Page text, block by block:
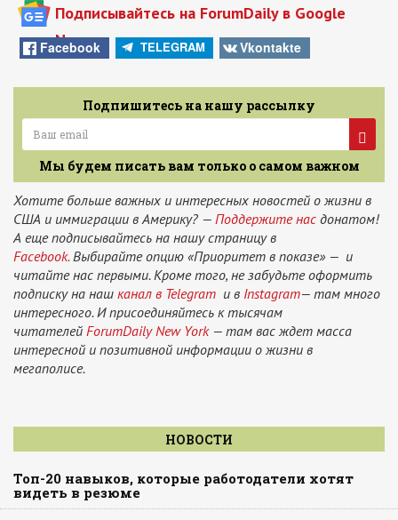
Подписывайтесь на ForumDaily в Google
News
Facebook TELEGRAM Vkontakte
Подпишитесь на нашу рассылку
Мы будем писать вам только о самом важном
Хотите больше важных и интересных новостей о жизни в
США и иммиграции в Америку? — Поддержите нас донатом!
А еще подписывайтесь на нашу страницу в
Facebook.Выбирайте опцию «Приоритет в показе» — и
читайте нас первыми. Кроме того, не забудьте оформить
подписку на наш канал в Telegram и в Instagram— там много
интересного. И присоединяйтесь к тысячам
читателей ForumDaily New York— там вас ждет масса
интересной и позитивной информации о жизни в
мегаполисе.
НОВОСТИ
Топ-20 навыков, которые работодатели хотят
видеть в резюме